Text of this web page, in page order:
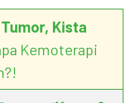
Kista
Kemoterapi